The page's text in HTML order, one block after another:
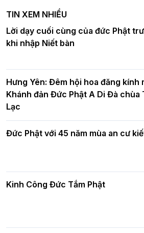
nghiêm tác pháp Tiền an cư
DL.2026
chúc mừng Phật đản BTS GHPGVN
Hà Nội
Hơn 5.000 người tham dự diễu
đô hòa bình và phát triển
Ban Hoằng
Báo hiếu Online
15/8/2021)
Tinh thần yêu
Phật giáo chính
TIN XEM NHIỀU
Lời dạy cuối cùng của đức Phật
khi nhập Niết bàn
Hưng Yên: Đêm hội hoa đăng kính
Khánh đản Đức Phật A Di Đà chùa
Lạc
Đức Phật với 45 năm mùa an cư
Kinh Công Đức Tắm Phật